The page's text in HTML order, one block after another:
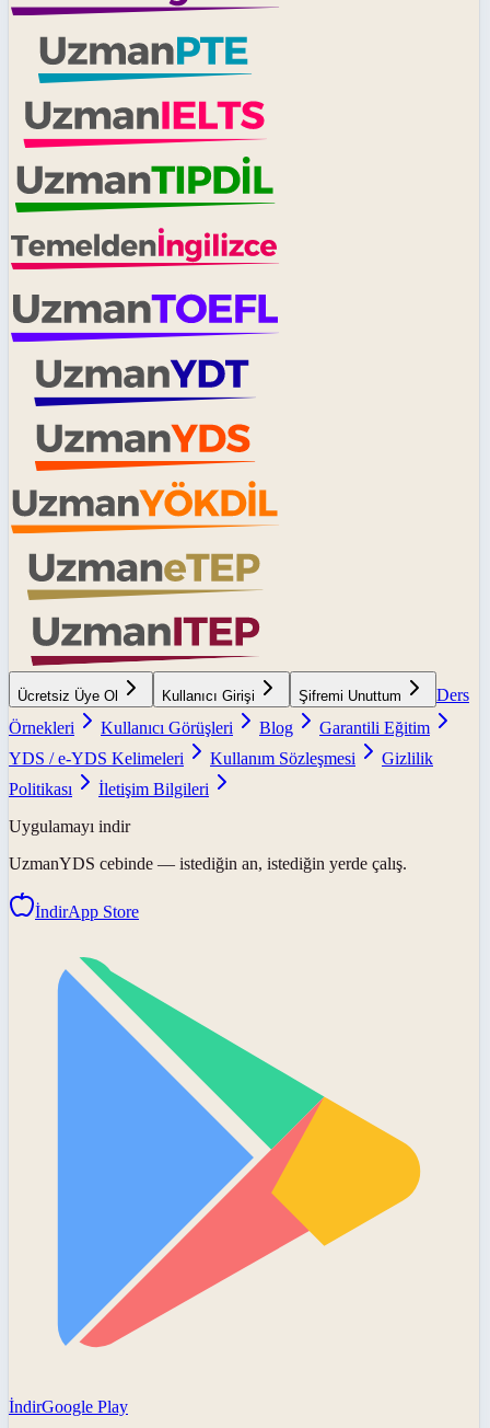
Ücretsiz Üye Ol Kullanıcı Girişi Şifremi Unuttum
Ders
Örnekleri
Kullanıcı Görüşleri Blog
Garantili Eğitim
YDS / e-YDS Kelimeleri
Kullanım Sözleşmesi
Gizlilik
Politikası
İletişim Bilgileri
Uygulamayı indir
UzmanYDS cebinde — istediğin an, istediğin yerde çalış.
İndirApp Store
İndirGoogle Play